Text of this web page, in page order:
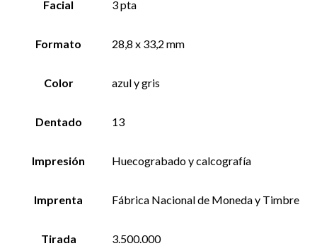
Facial 3 pta
Formato 28,8 x 33,2 mm
Color azul y gris
Dentado 13
Impresión Huecograbado y calcografía
Imprenta Fábrica Nacional de Moneda y Timbre
Tirada 3.500.000